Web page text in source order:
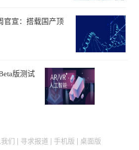
官宣：搭载国产顶
版测试
们 寻求报道 手机版 桌面版